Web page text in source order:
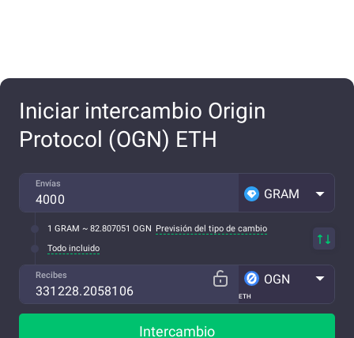
Iniciar intercambio Origin
Protocol (OGN) ETH
Envías
GRAM
1 GRAM ~ 82.807051 OGN Previsión del tipo de cambio
Todo incluido
Recibes
ETH
OGN
Intercambio